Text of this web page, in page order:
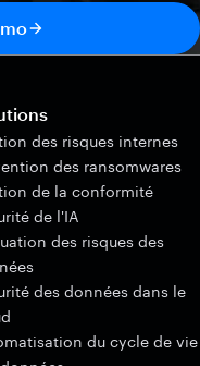
des risques internes
des ransomwares
de la conformité
de l'IA
des risques des
des données dans le
du cycle de vie